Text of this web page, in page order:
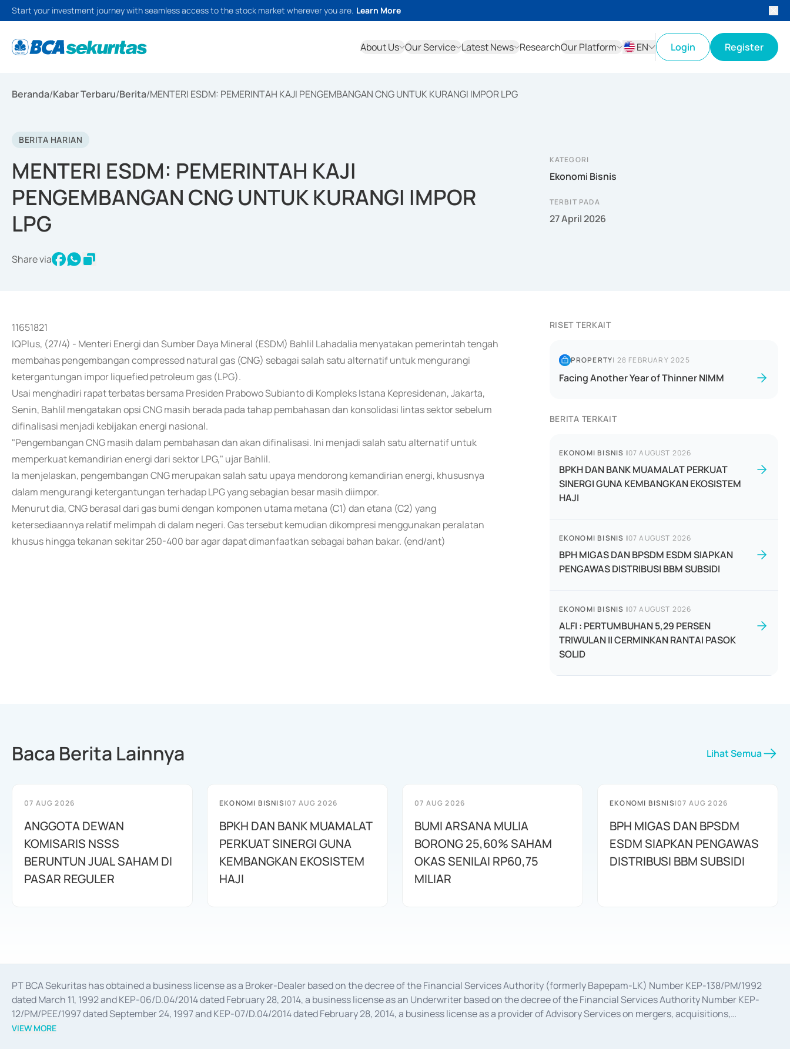
Start your investment journey with seamless access to the stock market wherever you are. Learn More
About Us Our Service Latest News ResearchOur Platform
EN
Login Register
Beranda/Kabar Terbaru/Berita/MENTERI ESDM: PEMERINTAH KAJI PENGEMBANGAN CNG UNTUK KURANGI IMPOR LPG
BERITA HARIAN
MENTERI ESDM: PEMERINTAH KAJI
PENGEMBANGAN CNG UNTUK KURANGI IMPOR
LPG
Share via
KATEGORI
Ekonomi Bisnis
TERBIT PADA
27 April 2026
11651821
IQPlus, (27/4) - Menteri Energi dan Sumber Daya Mineral (ESDM) Bahlil Lahadalia menyatakan pemerintah tengah
membahas pengembangan compressed natural gas (CNG) sebagai salah satu alternatif untuk mengurangi
ketergantungan impor liquefied petroleum gas (LPG).
Usai menghadiri rapat terbatas bersama Presiden Prabowo Subianto di Kompleks Istana Kepresidenan, Jakarta,
Senin, Bahlil mengatakan opsi CNG masih berada pada tahap pembahasan dan konsolidasi lintas sektor sebelum
difinalisasi menjadi kebijakan energi nasional.
"Pengembangan CNG masih dalam pembahasan dan akan difinalisasi. Ini menjadi salah satu alternatif untuk
memperkuat kemandirian energi dari sektor LPG," ujar Bahlil.
Ia menjelaskan, pengembangan CNG merupakan salah satu upaya mendorong kemandirian energi, khususnya
dalam mengurangi ketergantungan terhadap LPG yang sebagian besar masih diimpor.
Menurut dia, CNG berasal dari gas bumi dengan komponen utama metana (C1) dan etana (C2) yang
ketersediaannya relatif melimpah di dalam negeri. Gas tersebut kemudian dikompresi menggunakan peralatan
khusus hingga tekanan sekitar 250-400 bar agar dapat dimanfaatkan sebagai bahan bakar. (end/ant)
RISET TERKAIT
PROPERTY| 28 FEBRUARY 2025
Facing Another Year of Thinner NIMM
BERITA TERKAIT
EKONOMI BISNIS |07 AUGUST 2026
BPKH DAN BANK MUAMALAT PERKUAT
SINERGI GUNA KEMBANGKAN EKOSISTEM
HAJI
EKONOMI BISNIS |07 AUGUST 2026
BPH MIGAS DAN BPSDM ESDM SIAPKAN
PENGAWAS DISTRIBUSI BBM SUBSIDI
EKONOMI BISNIS |07 AUGUST 2026
ALFI : PERTUMBUHAN 5,29 PERSEN
TRIWULAN II CERMINKAN RANTAI PASOK
SOLID
Baca Berita Lainnya Lihat Semua
07 AUG 2026
ANGGOTA DEWAN
KOMISARIS NSSS
BERUNTUN JUAL SAHAM DI
PASAR REGULER
EKONOMI BISNIS|07 AUG 2026
BPKH DAN BANK MUAMALAT
PERKUAT SINERGI GUNA
KEMBANGKAN EKOSISTEM
HAJI
07 AUG 2026
BUMI ARSANA MULIA
BORONG 25,60% SAHAM
OKAS SENILAI RP60,75
MILIAR
EKONOMI BISNIS|07 AUG 2026
BPH MIGAS DAN BPSDM
ESDM SIAPKAN PENGAWAS
DISTRIBUSI BBM SUBSIDI
PT BCA Sekuritas has obtained a business license as a Broker-Dealer based on the decree of the Financial Services Authority (formerly Bapepam-LK) Number KEP-138/PM/1992
dated March 11, 1992 and KEP-06/D.04/2014 dated February 28, 2014, a business license as an Underwriter based on the decree of the Financial Services Authority Number KEP-
12/PM/PEE/1997 dated September 24, 1997 and KEP-07/D.04/2014 dated February 28, 2014, a business license as a provider of Advisory Services on mergers, acquisitions,
divestments, and joint ventures based on the decree of the Financial Services Authority Number S-67/PM.21/2014 dated February 28, 2014, a business license as a provider of
VIEW MORE